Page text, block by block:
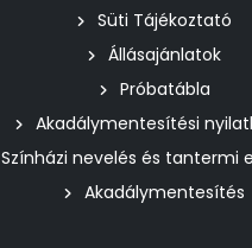
Süti Tájékoztató
Állásajánlatok
Próbatábla
Akadálymentesítési
Színházi nevelés és tantermi
Akadálymentesítés